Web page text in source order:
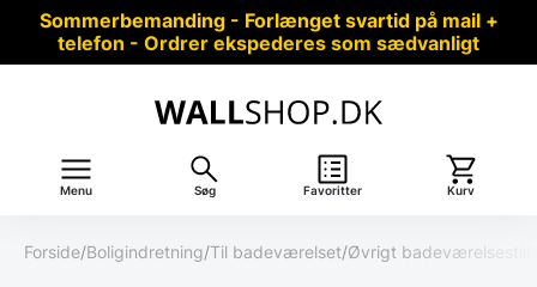
Sommerbemanding - Forlænget svartid på mail +
telefon - Ordrer ekspederes som sædvanligt
Menu Søg Favoritter Kurv
Forside/Boligindretning/Til badeværelset/Øvrigt